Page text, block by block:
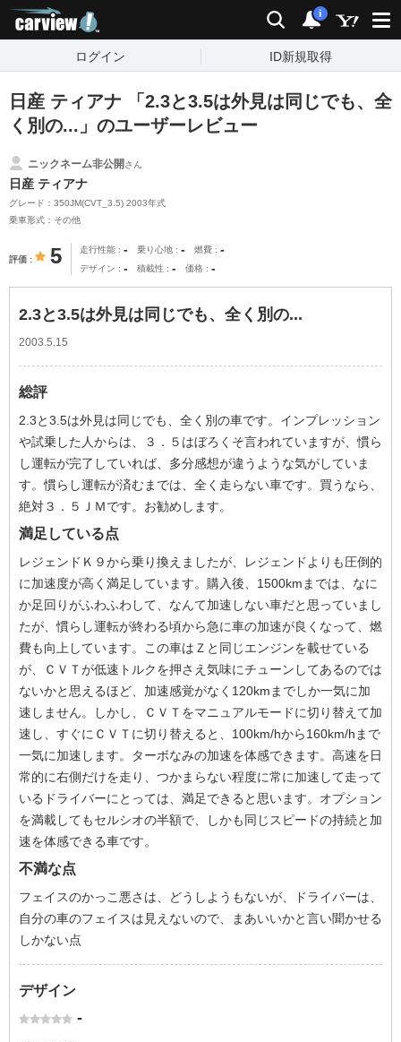
検索 通知
i
ログイン ID新規取得
日産 ティアナ 「2.3と3.5は外見は同じでも、全
く別の...」のユーザーレビュー
ニックネーム非公開さん
日産 ティアナ
グレード：350JM(CVT_3.5) 2003年式
乗車形式：その他
評価 5 走行性能 - 乗り心地 - 燃費 -
デザイン - 積載性 - 価格 -
2.3と3.5は外見は同じでも、全く別の...
2003.5.15
総評
2.3と3.5は外見は同じでも、全く別の車です。インプレッション
や試乗した人からは、３．５はぼろくそ言われていますが、慣ら
し運転が完了していれば、多分感想が違うような気がしていま
す。慣らし運転が済むまでは、全く走らない車です。買うなら、
絶対３．５ＪＭです。お勧めします。
満足している点
レジェンドＫ９から乗り換えましたが、レジェンドよりも圧倒的
に加速度が高く満足しています。購入後、1500kmまでは、なに
か足回りがふわふわして、なんて加速しない車だと思っていまし
たが、慣らし運転が終わる頃から急に車の加速が良くなって、燃
費も向上しています。この車はＺと同じエンジンを載せている
が、ＣＶＴが低速トルクを押さえ気味にチューンしてあるのでは
ないかと思えるほど、加速感覚がなく120kmまでしか一気に加
速しません。しかし、ＣＶＴをマニュアルモードに切り替えて加
速し、すぐにＣＶＴに切り替えると、100km/hから160km/hまで
一気に加速します。ターボなみの加速を体感できます。高速を日
常的に右側だけを走り、つかまらない程度に常に加速して走って
いるドライバーにとっては、満足できると思います。オプション
を満載してもセルシオの半額で、しかも同じスピードの持続と加
速を体感できる車です。
不満な点
フェイスのかっこ悪さは、どうしようもないが、ドライバーは、
自分の車のフェイスは見えないので、まあいいかと言い聞かせる
しかない点
デザイン
-